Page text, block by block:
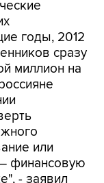
годы, 2012
сразу
миллион на
или
финансовую
- заявил